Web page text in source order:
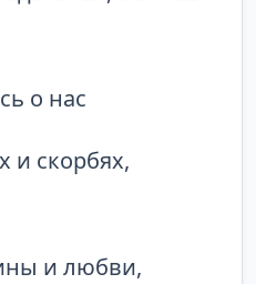
о нас
и скорбях,
и любви,